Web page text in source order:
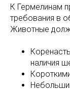
К Гермелинам
требования в
Животные
наличия